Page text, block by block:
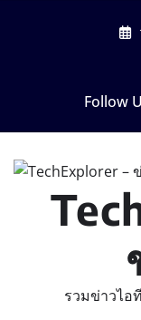
Follow
รวมข่าวไอ